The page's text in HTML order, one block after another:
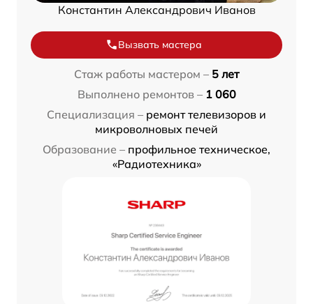
Константин Александрович Иванов
Вызвать мастера
Стаж работы мастером – 5 лет
Выполнено ремонтов – 1 060
Специализация – ремонт телевизоров и
микроволновых печей
Образование – профильное техническое,
«Радиотехника»